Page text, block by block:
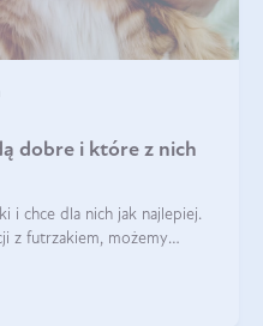
dobre i które z nich
i chce dla nich jak najlepiej.
z futrzakiem, możemy